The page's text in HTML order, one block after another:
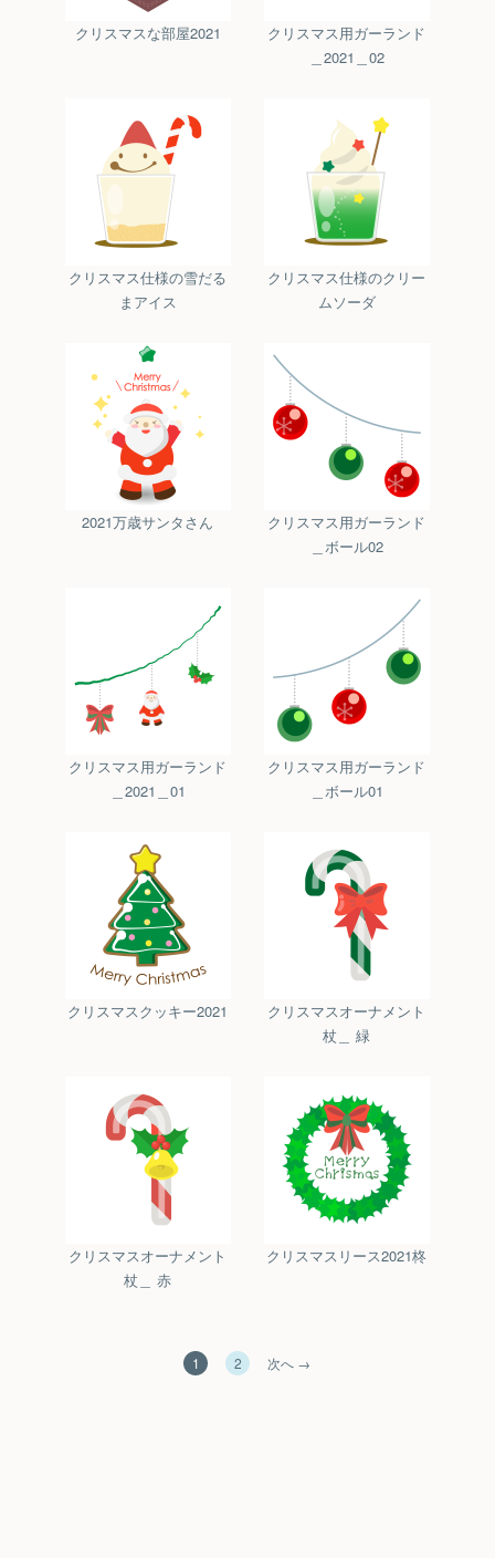
クリスマスな部屋2021
クリスマス用ガーランド
＿2021＿02
クリスマス仕様の雪だる
まアイス
クリスマス仕様のクリー
ムソーダ
2021万歳サンタさん
クリスマス用ガーランド
＿ボール02
クリスマス用ガーランド
＿2021＿01
クリスマス用ガーランド
＿ボール01
クリスマスクッキー2021
クリスマスオーナメント
杖＿ 緑
クリスマスオーナメント
杖＿ 赤
クリスマスリース2021柊
1 2 次へ →